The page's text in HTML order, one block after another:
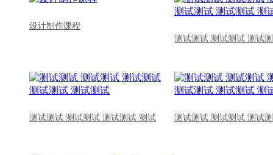
设计制作课程
测试测试 测试测试 测试
测试测试 测试测试 测试测试 测试 测试测试 测试测试 测试